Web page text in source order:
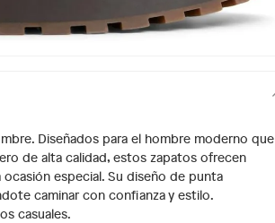
Diseñados para el hombre moderno que
de alta calidad, estos zapatos ofrecen
especial. Su diseño de punta
caminar con confianza y estilo.
casuales.